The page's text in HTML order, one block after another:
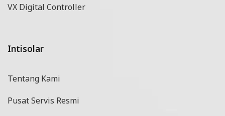
VX Digital Controller
Intisolar
Tentang Kami
Pusat Servis Resmi